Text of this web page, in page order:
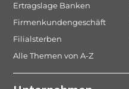
Ertragslage Banken
Firmenkundengeschäft
Filialsterben
Alle Themen von A-Z